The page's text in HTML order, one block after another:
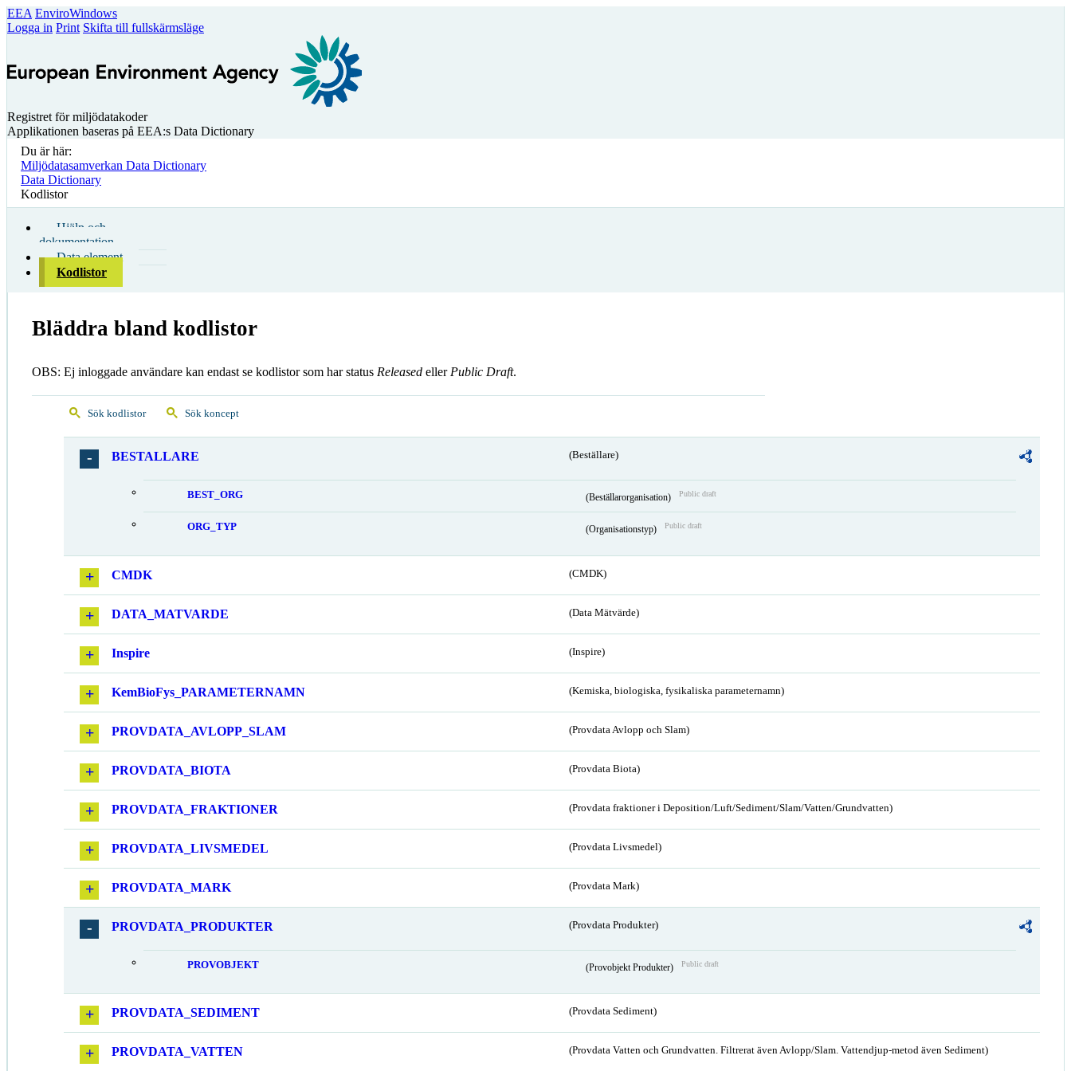
EEA EnviroWindows
Logga in Print Skifta till fullskärmsläge
Registret för miljödatakoder
Applikationen baseras på EEA:s Data Dictionary
Du är här:
Miljödatasamverkan Data Dictionary
Data Dictionary
Kodlistor
Hjälp och
dokumentation
Data element
Kodlistor
Bläddra bland kodlistor
OBS: Ej inloggade användare kan endast se kodlistor som har status Released eller Public Draft.
Sök kodlistor Sök koncept
BESTALLARE (Beställare)
BEST_ORG (Beställarorganisation) Public draft
ORG_TYP (Organisationstyp) Public draft
CMDK (CMDK)
DATA_MATVARDE (Data Mätvärde)
Inspire (Inspire)
KemBioFys_PARAMETERNAMN (Kemiska, biologiska, fysikaliska parameternamn)
PROVDATA_AVLOPP_SLAM (Provdata Avlopp och Slam)
PROVDATA_BIOTA (Provdata Biota)
PROVDATA_FRAKTIONER (Provdata fraktioner i Deposition/Luft/Sediment/Slam/Vatten/Grundvatten)
PROVDATA_LIVSMEDEL (Provdata Livsmedel)
PROVDATA_MARK (Provdata Mark)
PROVDATA_PRODUKTER (Provdata Produkter)
PROVOBJEKT (Provobjekt Produkter) Public draft
PROVDATA_SEDIMENT (Provdata Sediment)
PROVDATA_VATTEN (Provdata Vatten och Grundvatten. Filtrerat även Avlopp/Slam. Vattendjup-metod även Sediment)